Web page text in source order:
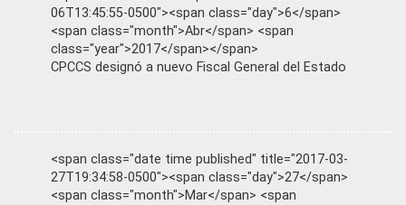
06T13:45:55-0500"><span class="day">6</span>
<span class="month">Abr</span> <span
class="year">2017</span></span>
CPCCS designó a nuevo Fiscal General del Estado
<span class="date time published" title="2017-03-
27T19:34:58-0500"><span class="day">27</span>
<span class="month">Mar</span> <span